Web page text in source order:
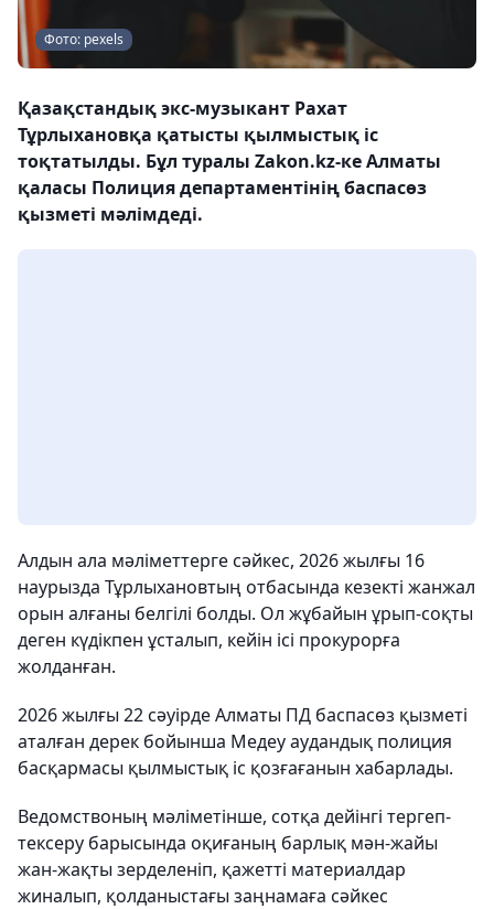
Фото: pexels
Қазақстандық экс-музыкант Рахат
Тұрлыхановқа қатысты қылмыстық іс
тоқтатылды. Бұл туралы Zakon.kz-ке Алматы
қаласы Полиция департаментінің баспасөз
қызметі мәлімдеді.
Алдын ала мәліметтерге сәйкес, 2026 жылғы 16
наурызда Тұрлыхановтың отбасында кезекті жанжал
орын алғаны белгілі болды. Ол жұбайын ұрып-соқты
деген күдікпен ұсталып, кейін ісі прокурорға
жолданған.
2026 жылғы 22 сәуірде Алматы ПД баспасөз қызметі
аталған дерек бойынша Медеу аудандық полиция
басқармасы қылмыстық іс қозғағанын хабарлады.
Ведомствоның мәліметінше, сотқа дейінгі тергеп-
тексеру барысында оқиғаның барлық мән-жайы
жан-жақты зерделеніп, қажетті материалдар
жиналып, қолданыстағы заңнамаға сәйкес